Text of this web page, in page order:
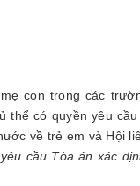
con trong các
thể có quyền yêu
về trẻ em và Hội
cầu Tòa án xác